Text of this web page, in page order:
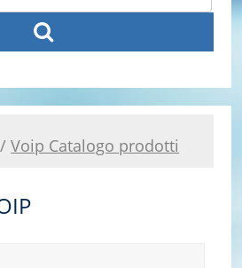
/Voip Catalogo prodotti